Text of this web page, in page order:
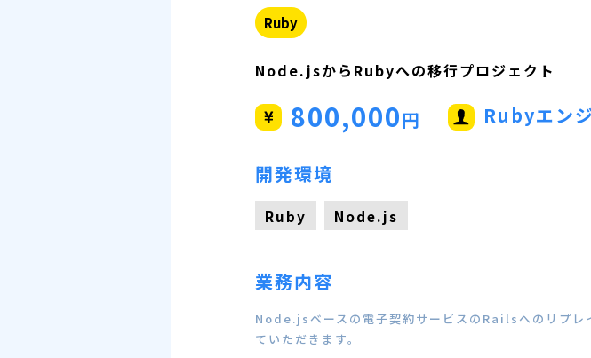
Ruby
Node.jsからRubyへの移行プロジェクト
800,000円 Rubyエン
開発環境
Ruby Node.js
業務内容
Node.jsベースの電子契約サービスのRailsへのリプレ
ていただきます。